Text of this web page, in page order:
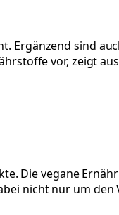
sind
vor, zeigt
Die vegane
nicht nur um